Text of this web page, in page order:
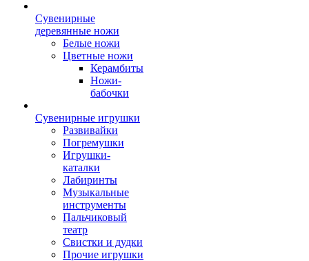
Сувенирные
деревянные ножи
Белые ножи
Цветные ножи
Керамбиты
Ножи-
бабочки
Сувенирные игрушки
Развивайки
Погремушки
Игрушки-
каталки
Лабиринты
Музыкальные
инструменты
Пальчиковый
театр
Свистки и дудки
Прочие игрушки